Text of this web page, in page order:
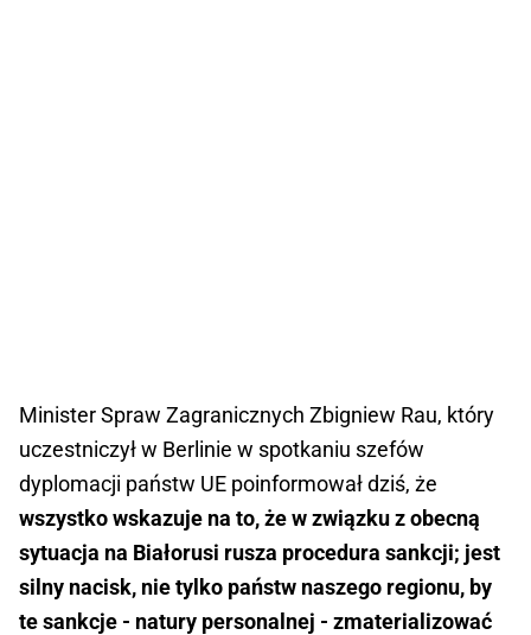
Minister Spraw Zagranicznych Zbigniew Rau, który
uczestniczył w Berlinie w spotkaniu szefów
dyplomacji państw UE poinformował dziś, że
wszystko wskazuje na to, że w związku z obecną
sytuacja na Białorusi rusza procedura sankcji; jest
silny nacisk, nie tylko państw naszego regionu, by
te sankcje - natury personalnej - zmaterializować